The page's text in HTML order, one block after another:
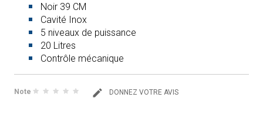
Noir 39 CM
Cavité Inox
5 niveaux de puissance
20 Litres
Contrôle mécanique
Note DONNEZ VOTRE AVIS